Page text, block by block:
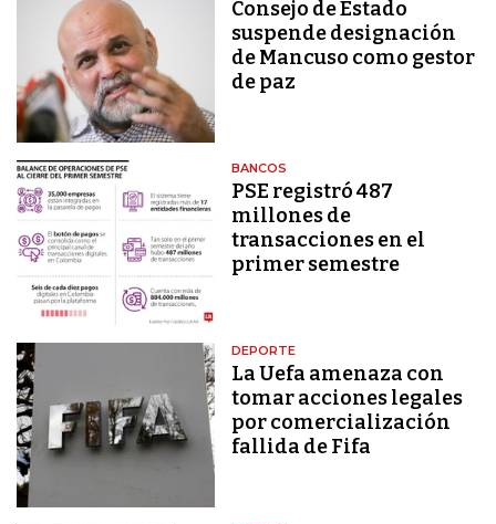
Consejo de Estado
suspende designación
de Mancuso como gestor
de paz
BANCOS
PSE registró 487
millones de
transacciones en el
primer semestre
DEPORTE
La Uefa amenaza con
tomar acciones legales
por comercialización
fallida de Fifa